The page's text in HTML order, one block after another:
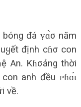
bóng đá ṿɑ̀σ năm
định cɦσ con
An. Kɦσảng thời
anh đều ᴘɦɑ̉ɩ
về.